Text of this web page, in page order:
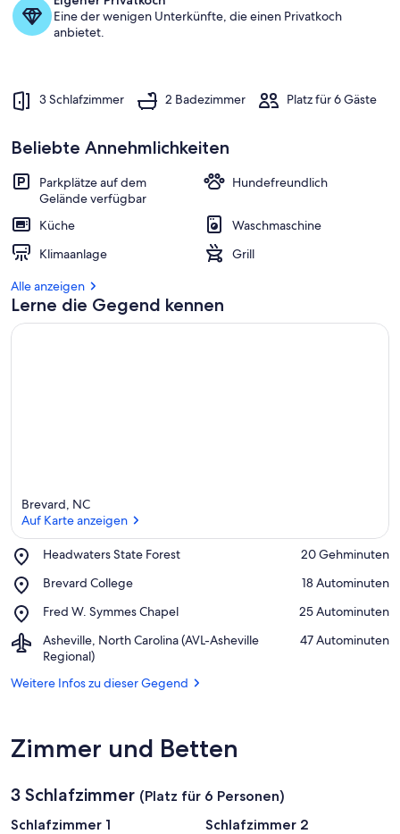
Eine der wenigen Unterkünfte, die einen Privatkoch
anbietet.
3 Schlafzimmer 2 Badezimmer Platz für 6 Gäste
Beliebte Annehmlichkeiten
Parkplätze auf dem
Gelände verfügbar
Hundefreundlich
Küche
Waschmaschine
Klimaanlage
Grill
Alle anzeigen
Lerne die Gegend kennen
Brevard, NC
Auf Karte anzeigen
Headwaters State Forest
Place,
State
‪20 Gehminuten‬
Brevard College
Place,
College
‪18 Autominuten‬
Fred W. Symmes Chapel
Place,
W.
Symmes
Chapel
‪25 Autominuten‬
Asheville, North Carolina (AVL-Asheville
Regional)
Airport,
Asheville,
Carolina
‪47 Autominuten‬
Weitere Infos zu dieser Gegend
Zimmer und Betten
3 Schlafzimmer (Platz für 6 Personen)
Schlafzimmer 1
Schlafzimmer 2